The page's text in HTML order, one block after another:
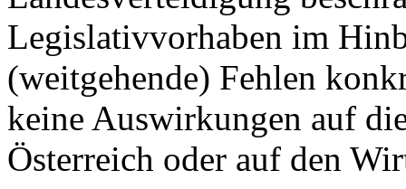
Legislativvorhaben im
(weitgehende) Fehlen
keine Auswirkungen auf
Österreich oder auf den